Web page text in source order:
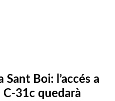
Boi: l’accés a
C-31c quedarà